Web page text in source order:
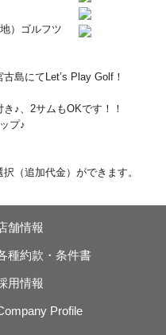
）ゴルフツ
島にてLet’s Play Golf！
♪、2サムもOKです！！
プ♪
（追加代金）ができます。
舗情報
種約款・条件書
用情報
Profile